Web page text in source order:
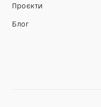
Проєкти
Блог